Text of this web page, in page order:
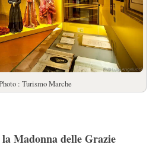
: Turismo Marche
Madonna delle Grazie